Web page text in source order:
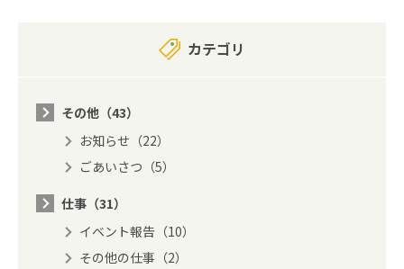
カテゴリ
その他（43）
お知らせ（22）
ごあいさつ（5）
仕事（31）
イベント報告（10）
その他の仕事（2）